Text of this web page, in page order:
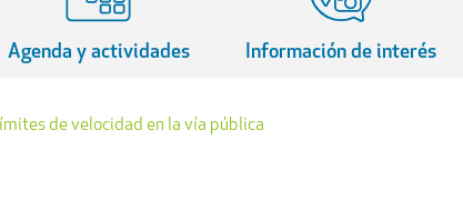
Agenda y actividades Información de interés
de velocidad en la vía pública